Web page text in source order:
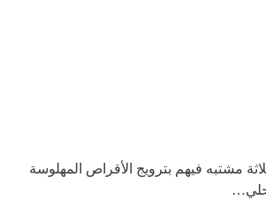
مشتبه فيهم بترويج الأقراص المهلوسة